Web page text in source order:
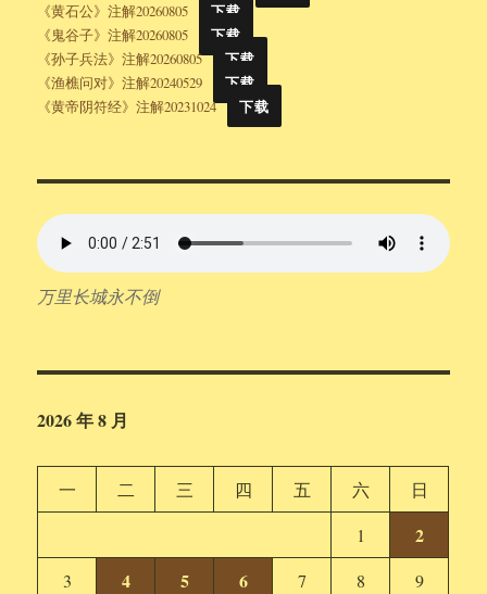
《黄石公》注解20260805
下载
《鬼谷子》注解20260805
下载
《孙子兵法》注解20260805
下载
《渔樵问对》注解20240529
下载
《黄帝阴符经》注解20231024
下载
万里长城永不倒
2026 年 8 月
一 二 三 四 五 六
日
1
2
3 4 5 6 7 8
9